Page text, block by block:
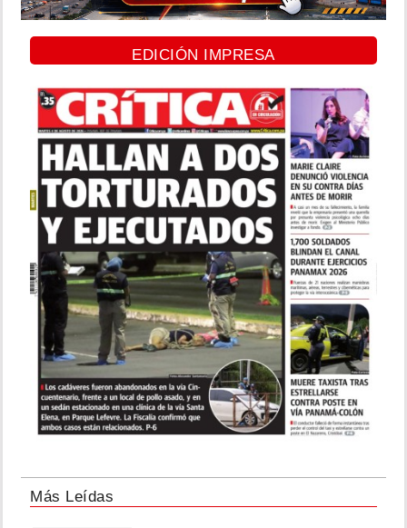
EDICIÓN IMPRESA
Más Leídas